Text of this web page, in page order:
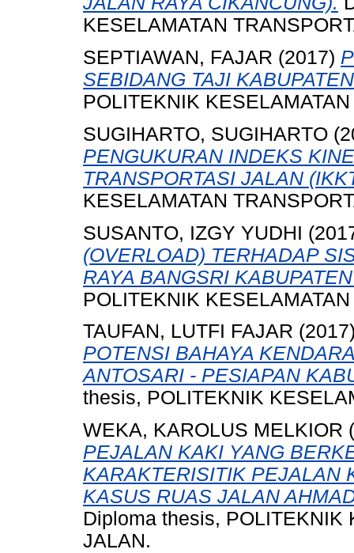
KESELAMATAN
SEPTIAWAN, FAJAR (2017)
SEBIDANG TAJI
POLITEKNIK
SUGIHARTO, SUGIHARTO
PENGUKURAN INDEKS
TRANSPORTASI JALAN
KESELAMATAN
SUSANTO, IZGY YUDHI
(OVERLOAD) TERHADAP
RAYA BANGSRI
POLITEKNIK
TAUFAN, LUTFI FAJAR
POTENSI BAHAYA
ANTOSARI - PESIAPAN
thesis, POLITEKNIK
WEKA, KAROLUS MELKIOR
PEJALAN KAKI YANG
KARAKTERISITIK PEJALAN
KASUS RUAS JALAN
Diploma thesis, POLITEKNIK
JALAN.